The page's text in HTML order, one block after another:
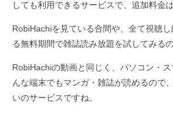
しても利用できるサービスで、追加料金
RobiHachiを見ている合間や、全て視聴
る無料期間で雑誌読み放題を試してみる
RobiHachiの動画と同じく、パソコン・
んな端末でもマンガ・雑誌が読めるので
いのサービスですね。